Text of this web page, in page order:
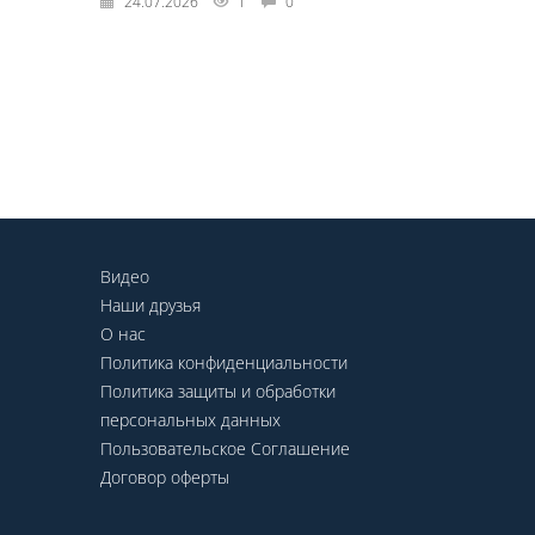
Видео
Наши друзья
О нас
Политика конфиденциальности
Политика защиты и обработки
персональных данных
Пользовательское Соглашение
Договор оферты